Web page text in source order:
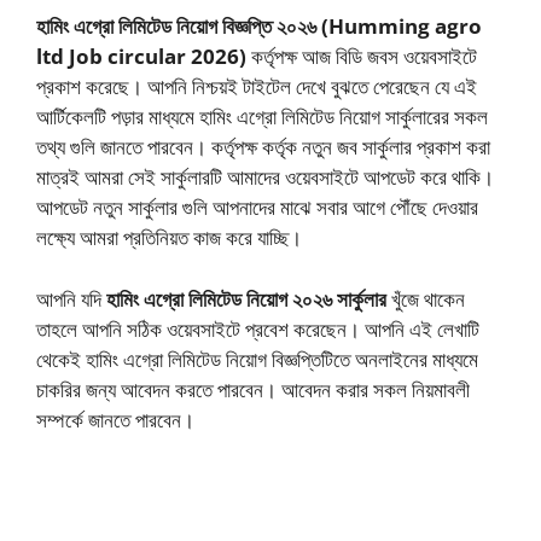
হামিং এগ্রো লিমিটেড নিয়োগ বিজ্ঞপ্তি ২০২৬(Humming agro
ltd Job circular 2026) কর্তৃপক্ষ আজ বিডি জবস ওয়েবসাইটে
প্রকাশ করেছে। আপনি নিশ্চয়ই টাইটেল দেখে বুঝতে পেরেছেন যে এই
আর্টিকেলটি পড়ার মাধ্যমে হামিং এগ্রো লিমিটেড নিয়োগ সার্কুলারের সকল
তথ্য গুলি জানতে পারবেন। কর্তৃপক্ষ কর্তৃক নতুন জব সার্কুলার প্রকাশ করা
মাত্রই আমরা সেই সার্কুলারটি আমাদের ওয়েবসাইটে আপডেট করে থাকি।
আপডেট নতুন সার্কুলার গুলি আপনাদের মাঝে সবার আগে পৌঁছে দেওয়ার
লক্ষ্যে আমরা প্রতিনিয়ত কাজ করে যাচ্ছি।
আপনি যদিহামিং এগ্রো লিমিটেড নিয়োগ ২০২৬সার্কুলারখুঁজে থাকেন
তাহলে আপনি সঠিক ওয়েবসাইটে প্রবেশ করেছেন। আপনি এই লেখাটি
থেকেই হামিং এগ্রো লিমিটেড নিয়োগ বিজ্ঞপ্তিটিতে অনলাইনের মাধ্যমে
চাকরির জন্য আবেদন করতে পারবেন। আবেদন করার সকল নিয়মাবলী
সম্পর্কে জানতে পারবেন।